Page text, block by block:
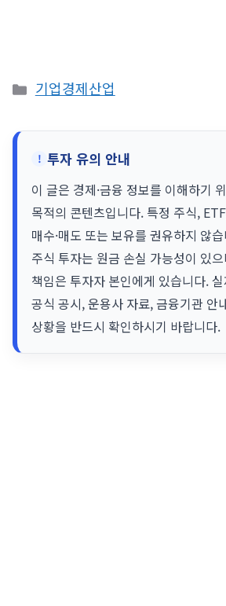
카
고
기업경제산업
투자 유의 안내
이 글은 경제·금융 정보를 이해하기
목적의 콘텐츠입니다. 특정 주식,
매수·매도 또는 보유를 권유하지 않
주식 투자는 원금 손실 가능성이 있
책임은 투자자 본인에게 있습니다.
공식 공시, 운용사 자료, 금융기관 안
상황을 반드시 확인하시기 바랍니다.